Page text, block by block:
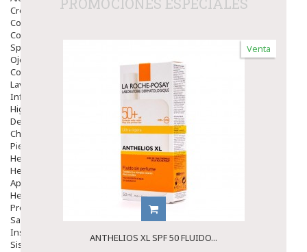
Cremas
Comprimidos
Colirios
Sprays
Ojos Y Oidos
Congestión
Lavado Ojos
Inflamación Del Oido (otitis)
Higiene Oido
Deshabituación Tabaquismo
Chicles
Piel
Herpes Y Hongos
Heridas Y úlceras
Aparato Genital
Hemorroides
Protectores Y Emolientes
Salud
Insomnio
Sistema Nervioso
Venta
ANTHELIOS XL SPF 50 FLUIDO...